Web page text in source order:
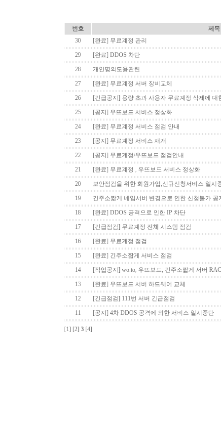
번호
제목
30
[완료] 무료계정 관리
29 [완료] DDOS 차단
28 개인명의도용관련
27 [완료] 무료계정 서버 장비교체
26 [긴급공지] 용량 초과 사용자 무료계정 삭제에 대
25 [공지] 우뜨보드 서비스 정상화
24 [완료] 무료계정 서비스 점검 안내
23 [공지] 무료계정 서비스 재개
22 [공지] 무료계정/우뜨보드 점검안내
21 [완료] 무료계정 , 우뜨보드 서비스 정상화
20 보안점검을 위한 회원가입,신규신청서비스 일시
19 긴주소짧게 네임서버 변경으로 인한 신청불가 공
18 [완료] DDOS 공격으로 인한 IP 차단
17 [긴급점검] 무료계정 전체 시스템 점검
16 [완료] 무료계정 점검
15 [완료] 긴주소짧게 서비스 점검
14 [작업공지] wo.to, 우뜨보드, 긴주소짧게 서버
13 [완료] 우뜨보드 서버 하드웨어 교체
12 [긴급점검] 111번 서버 긴급점검
11 [공지] 4차 DDOS 공격에 의한 서비스 일시중단
[1] [2] 3 [4]